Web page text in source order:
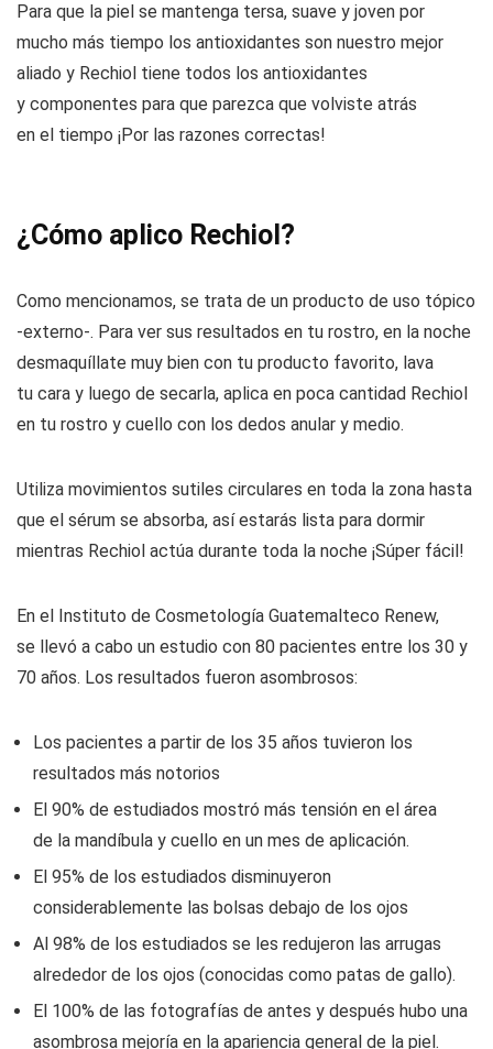
Para que la piel se mantenga tersa, suave y joven por
mucho más tiempo los antioxidantes son nuestro mejor
aliado y Rechiol tiene todos los antioxidantes
y componentes para que parezca que volviste atrás
en el tiempo ¡Por las razones correctas!
¿Cómo aplico Rechiol?
Como mencionamos, se trata de un producto de uso tópico
-externo-. Para ver sus resultados en tu rostro, en la noche
desmaquíllate muy bien con tu producto favorito, lava
tu cara y luego de secarla, aplica en poca cantidad Rechiol
en tu rostro y cuello con los dedos anular y medio.
Utiliza movimientos sutiles circulares en toda la zona hasta
que el sérum se absorba, así estarás lista para dormir
mientras Rechiol actúa durante toda la noche ¡Súper fácil!
En el Instituto de Cosmetología Guatemalteco Renew,
se llevó a cabo un estudio con 80 pacientes entre los 30 y
70 años. Los resultados fueron asombrosos:
Los pacientes a partir de los 35 años tuvieron los
resultados más notorios
El 90% de estudiados mostró más tensión en el área
de la mandíbula y cuello en un mes de aplicación.
El 95% de los estudiados disminuyeron
considerablemente las bolsas debajo de los ojos
Al 98% de los estudiados se les redujeron las arrugas
alrededor de los ojos (conocidas como patas de gallo).
El 100% de las fotografías de antes y después hubo una
asombrosa mejoría en la apariencia general de la piel.